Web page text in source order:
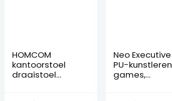
HOMCOM
kantoorstoel
draaistoel
Neo Executive
PU-kunstleren
games,